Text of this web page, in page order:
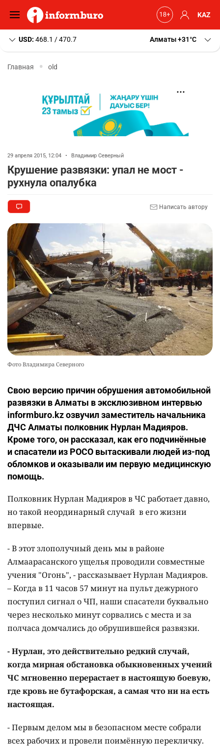
KAZ
USD: 468.1 / 470.7 Алматы+31 C
Главная old
29 апреля 2015, 12:04 • Владимир Северный
Крушение развязки: упал не мост -
рухнула опалубка
Написать автору
Фото Владимира Северного
Свою версию причин обрушения автомобильной
развязки в Алматы в эксклюзивном интервью
informburo.kz озвучил заместитель начальника
ДЧС Алматы полковник Нурлан Мадияров.
Кроме того, он рассказал, как его подчинённые
и спасатели из РОСО вытаскивали людей из-под
обломков и оказывали им первую медицинскую
помощь.
Полковник Нурлан Мадияров в ЧС работает давно,
но такой неординарный случай в его жизни
впервые.
- В этот злополучный день мы в районе
Алмаарасанского ущелья проводили совместные
учения "Огонь", - рассказывает Нурлан Мадияров.
– Когда в 11 часов 57 минут на пульт дежурного
поступил сигнал о ЧП, наши спасатели буквально
через несколько минут сорвались с места и за
полчаса домчались до обрушившейся развязки.
- Нурлан, это действительно редкий случай,
когда мирная обстановка обыкновенных учений
ЧС мгновенно перерастает в настоящую боевую,
где кровь не бутафорская, а самая что ни на есть
настоящая.
- Первым делом мы в безопасном месте собрали
всех рабочих и провели поимённую перекличку.